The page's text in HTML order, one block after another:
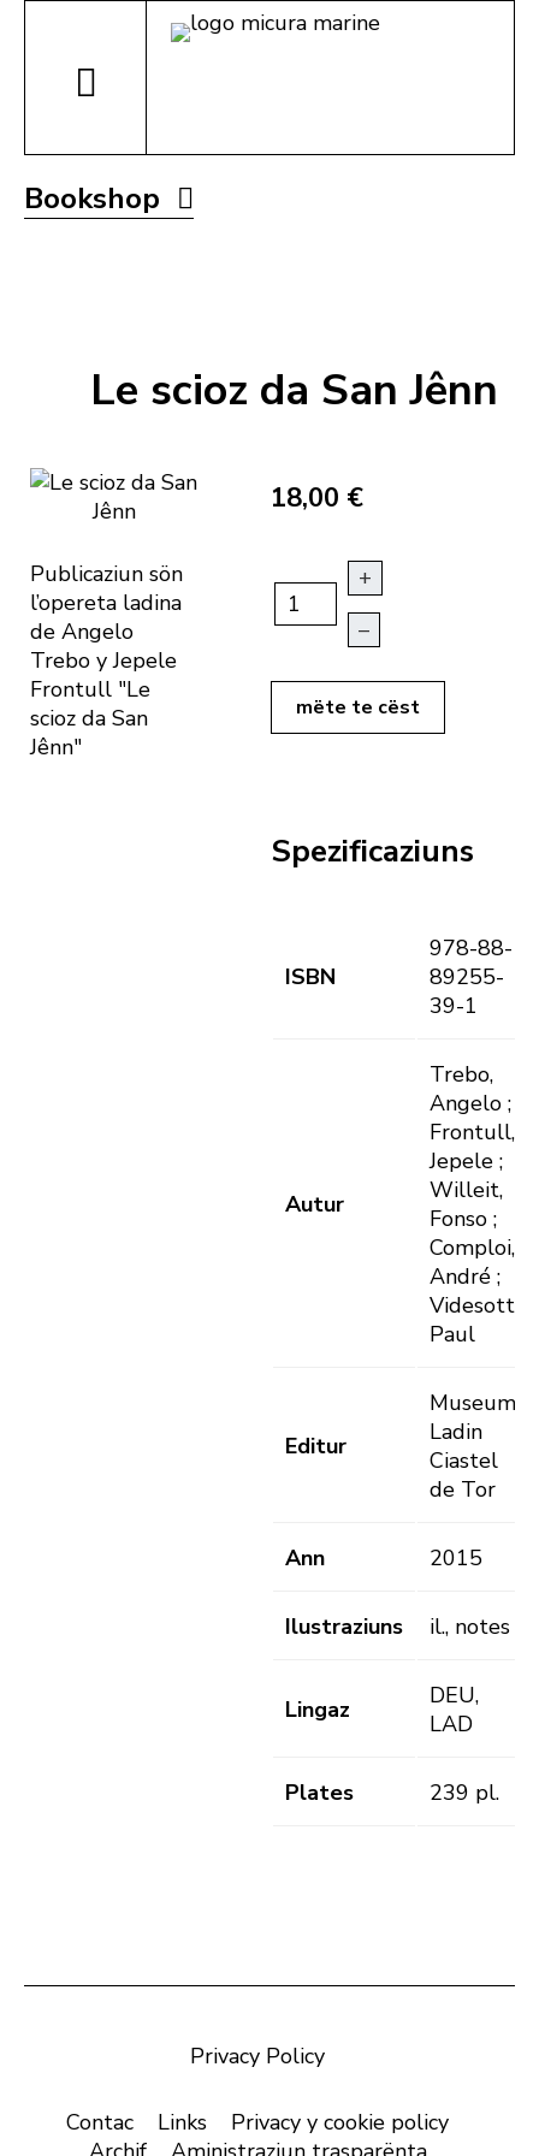
Bookshop
Le scioz da San Jênn
Publicaziun sön
l’opereta ladina
de Angelo
Trebo y Jepele
Frontull "Le
scioz da San
Jênn"
18,00 €
+
–
mëte te cëst
Spezificaziuns
ISBN
978-88-
89255-
39-1
Autur
Trebo,
Angelo ;
Frontull,
Jepele ;
Willeit,
Fonso ;
Comploi,
André ;
Videsott,
Paul
Editur
Museum
Ladin
Ciastel
de Tor
Ann 2015
Ilustraziuns il., notes
Lingaz
DEU,
LAD
Plates 239 pl.
Privacy Policy
Contac Links
Privacy y cookie policy